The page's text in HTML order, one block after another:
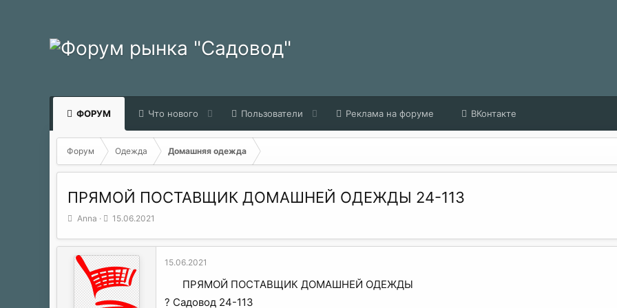
ФОРУМ Что нового Пользователи Реклама на форуме ВКонтакте
Форум Одежда Домашняя одежда
ПРЯМОЙ ПОСТАВЩИК ДОМАШНЕЙ ОДЕЖДЫ 24-113
А
т
о
р
т
е
м
Anna
Д
т
а
н
а
ч
а
15.06.2021
15.06.2021
ПРЯМОЙ ПОСТАВЩИК ДОМАШНЕЙ ОДЕЖДЫ
? Садовод 24-113